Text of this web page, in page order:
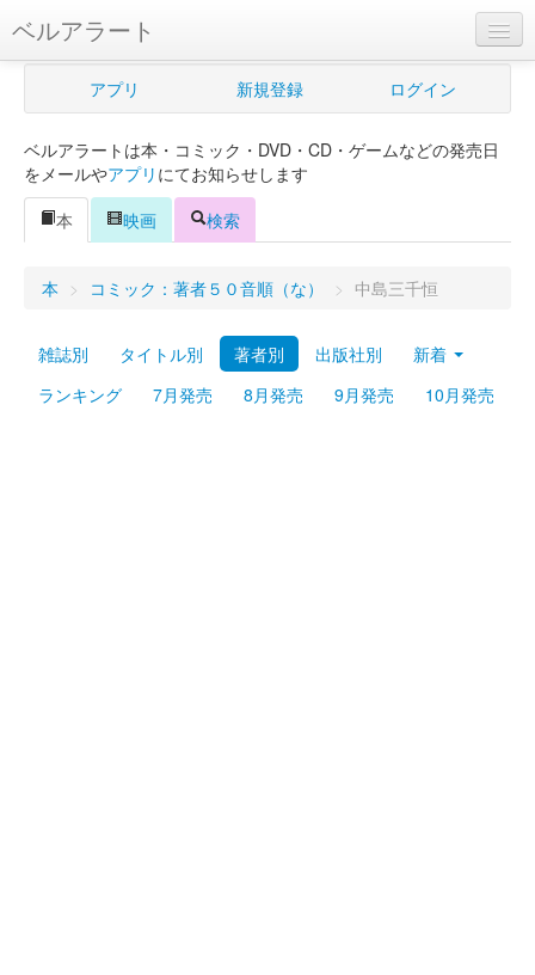
ベルアラート
ベルアラートとは
新規登録
ログイン
Myシェルフ
プレミアム
アプリ 新規登録 ログイン
ベルアラートは本・コミック・DVD・CD・ゲームなどの発売日
をメールやアプリ にてお知らせします
本
映画 検索
本 > コミック：著者５０音順（な） > 中島三千恒
雑誌別 タイトル別 著者別 出版社別
新着
ランキング
7月発売 8月発売 9月発売 10月発売